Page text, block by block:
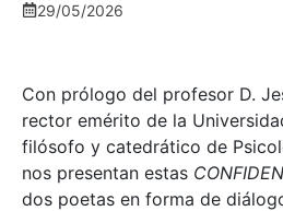
29/05/2026
Con prólogo del profesor D.
rector emérito de la
filósofo y catedrático de
nos presentan estas
dos poetas en forma de